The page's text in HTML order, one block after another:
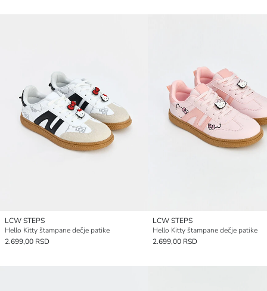
LCW STEPS
Hello Kitty štampane dečje patike
2.699,00 RSD
LCW STEPS
Hello Kitty štampane dečje patike
2.699,00 RSD